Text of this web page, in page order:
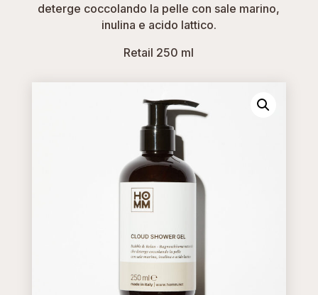
deterge coccolando la pelle con sale marino,
inulina e acido lattico.
Retail 250 ml